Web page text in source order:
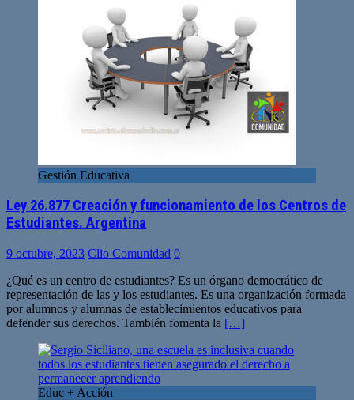
Gestión Educativa
Ley 26.877 Creación y funcionamiento de los Centros de
Estudiantes. Argentina
9 octubre, 2023 Clio Comunidad 0
¿Qué es un centro de estudiantes? Es un órgano democrático de
representación de las y los estudiantes. Es una organización formada
por alumnos y alumnas de establecimientos educativos para
defender sus derechos. También fomenta la […]
Educ + Acción